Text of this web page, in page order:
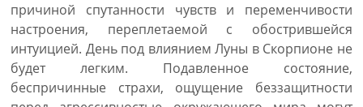
причиной спутанности чувств и переменчивости
настроения, переплетаемой с обострившейся
интуицией. День под влиянием Луны в Скорпионе не
будет легким. Подавленное состояние,
беспричинные страхи, ощущение беззащитности